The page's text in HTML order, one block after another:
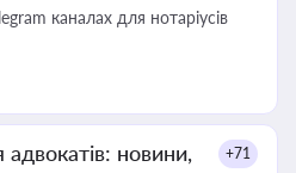
каналах для нотаріусів
новини,
+71